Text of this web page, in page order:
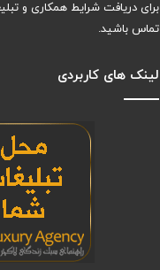
برای دریافت شرایط همکاری و
تماس باشید.
لینک های کاربردی